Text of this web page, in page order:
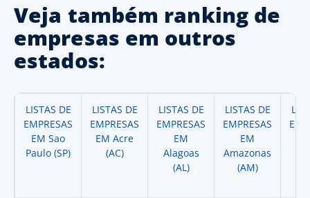
Veja também ranking de
empresas em outros
estados:
LISTAS DE
EMPRESAS
EM Sao
Paulo (SP)
LISTAS DE
EMPRESAS
EM Acre
(AC)
LISTAS DE
EMPRESAS
EM
Alagoas
(AL)
LISTAS DE
EMPRESAS
EM
Amazonas
(AM)